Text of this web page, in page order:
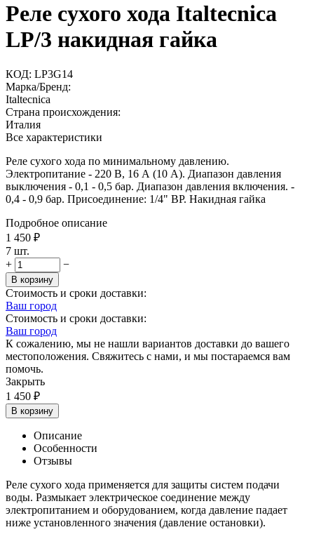
Реле сухого хода Italtecnica
LP/3 накидная гайка
КОД: LP3G14
Марка/Бренд:
Italtecnica
Страна происхождения:
Италия
Все характеристики
Реле сухого хода по минимальному давлению.
Электропитание - 220 В, 16 А (10 А). Диапазон давления
выключения - 0,1 - 0,5 бар. Диапазон давления включения. -
0,4 - 0,9 бар. Присоединение: 1/4" ВР. Накидная гайка
Подробное описание
1 450 ₽
7 шт.
+
−
В корзину
Стоимость и сроки доставки:
Ваш город
Стоимость и сроки доставки:
Ваш город
К сожалению, мы не нашли вариантов доставки до вашего
местоположения. Свяжитесь с нами, и мы постараемся вам
помочь.
Закрыть
1 450 ₽
В корзину
Описание
Особенности
Отзывы
Реле сухого хода применяется для защиты систем подачи
воды. Размыкает электрическое соединение между
электропитанием и оборудованием, когда давление падает
ниже установленного значения (давление остановки).